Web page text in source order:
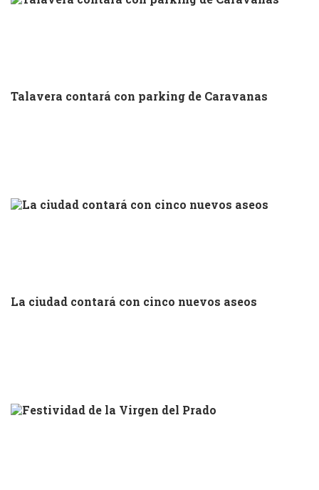
Talavera contará con parking de Caravanas
La ciudad contará con cinco nuevos aseos